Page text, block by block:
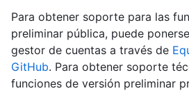
Para obtener soporte para las
preliminar pública, puede
gestor de cuentas a través de
GitHub. Para obtener soporte
funciones de versión preliminar